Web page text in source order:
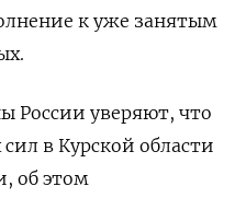
к уже занятым
России уверяют, что
в Курской области
об этом